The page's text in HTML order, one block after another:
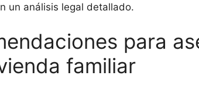
un análisis legal detallado.
para
familiar